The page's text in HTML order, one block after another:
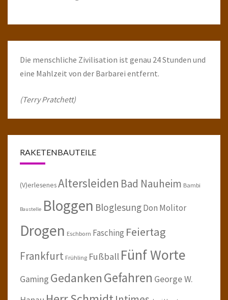
Die menschliche Zivilisation ist genau 24 Stunden und
eine Mahlzeit von der Barbarei entfernt.
(Terry Pratchett)
RAKETENBAUTEILE
(V)erlesenesAltersleiden Bad Nauheim Bambi
Baustelle Bloggen BloglesungDon Molitor
Drogen Eschborn Fasching Feiertag
Frankfurt Frühling Fußball Fünf Worte
Gaming GedankenGefahren George W.